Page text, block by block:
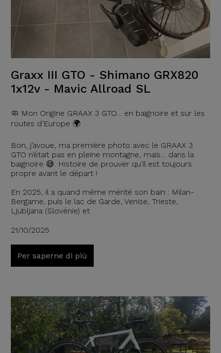
Graxx III GTO - Shimano GRX820
1x12v - Mavic Allroad SL
🧼 Mon Origine GRAAX 3 GTO… en baignoire et sur les
routes d’Europe 🌍
Bon, j’avoue, ma première photo avec le GRAAX 3
GTO n’était pas en pleine montagne, mais… dans la
baignoire 😅. Histoire de prouver qu’il est toujours
propre avant le départ !
En 2025, il a quand même mérité son bain : Milan-
Bergame, puis le lac de Garde, Venise, Trieste,
Ljubljana (Slovénie) et
21/10/2025
Per saperne di più